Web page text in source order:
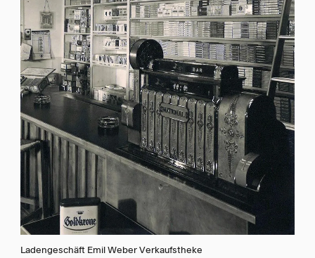
Ladengeschäft Emil Weber Verkaufstheke